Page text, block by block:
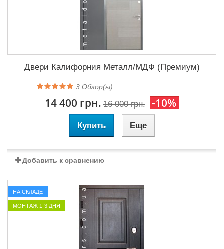
Двери Калифорния Металл/МДФ (Премиум)
3 Обзор(ы)
14 400 грн. 16 000 грн. -10%
Купить Еще
Добавить к сравнению
НА СКЛАДЕ
МОНТАЖ 1-3 ДНЯ